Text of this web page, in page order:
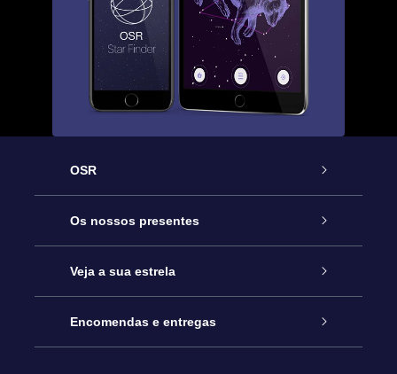
OSR
Serviço
Contactos
O Blog
Os nossos presentes
Prenda Star Online
Pacote Prenda OSR
Veja a sua estrela
Registo de Estrela
Encomendas e entregas